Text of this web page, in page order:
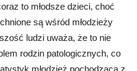
to młodsze dzieci, choć
są wśród młodzieży
ludzi uważa, że to nie
rodzin patologicznych, co
młodzież pochodząca z